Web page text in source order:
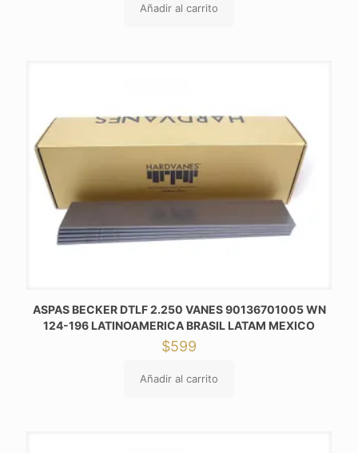
Añadir al carrito
ASPAS BECKER DTLF 2.250 VANES 90136701005 WN
124-196 LATINOAMERICA BRASIL LATAM MEXICO
$599
Añadir al carrito